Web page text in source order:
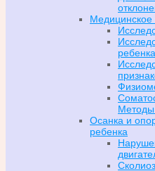
Медицинское
ребенка
Методы
Осанка и
ребенка